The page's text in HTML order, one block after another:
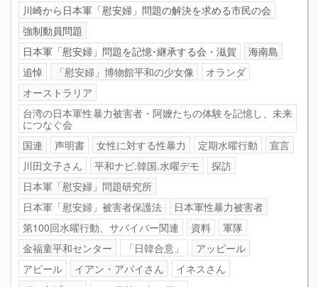
川崎から日本軍「慰安婦」問題の解決を求める市民の会
強制動員問題
日本軍「慰安婦」問題を記憶･継承する会・滋賀
海南島
追悼
「慰安婦」博物館平和の少女像
オランダ
オーストラリア
台湾の日本軍性暴力被害者・阿嬤たちの体験を記憶し、未来
につなぐ会
国連
声明書 女性に対する性暴力 定期水曜行動
宣言
川田文子さん
平和ナビ.韓国.水曜デモ
探訪
日本軍「慰安婦」問題研究所
日本軍「慰安婦」被害者保護法
日本軍性暴力被害者
第100回水曜行動、サバイバー関連
資料
軍隊
金福童平和センター
「日韓合意」
アッピール
アピール
イアン・アパイさん
イネスさん